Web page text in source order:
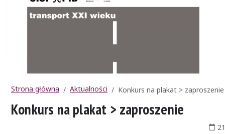
Strona główna Aktualności Konkurs na plakat > zaproszenie
Konkurs na plakat > zaproszenie